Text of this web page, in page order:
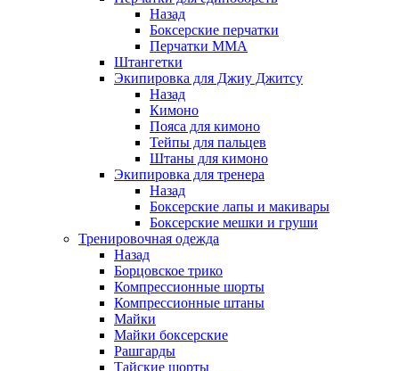
Назад
Боксерские перчатки
Перчатки ММА
Штангетки
Экипировка для Джиу Джитсу
Назад
Кимоно
Пояса для кимоно
Тейпы для пальцев
Штаны для кимоно
Экипировка для тренера
Назад
Боксерские лапы и макивары
Боксерские мешки и груши
Тренировочная одежда
Назад
Борцовское трико
Компрессионные шорты
Компрессионные штаны
Майки
Майки боксерские
Рашгарды
Тайские шорты